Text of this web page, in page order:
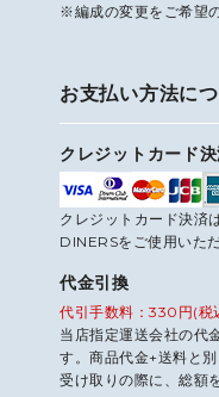
※編成の変更をご希望
お支払い方法に
クレジットカード
クレジットカード決済
DINERSをご使用いた
代金引換
代引手数料：330円(税
当店指定運送会社の代
す。商品代金+送料と
受け取りの際に、総額